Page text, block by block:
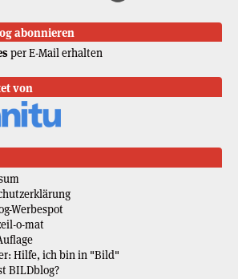
abonnieren
per E-Mail erhalten
von
Werbespot
o-mat
Hilfe, ich bin in "Bild"
BILDblog?